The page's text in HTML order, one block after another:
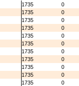
1735
0
1735
0
1735
0
1735
0
1735
0
1735
0
1735
0
1735
0
1735
0
1735
0
1735
0